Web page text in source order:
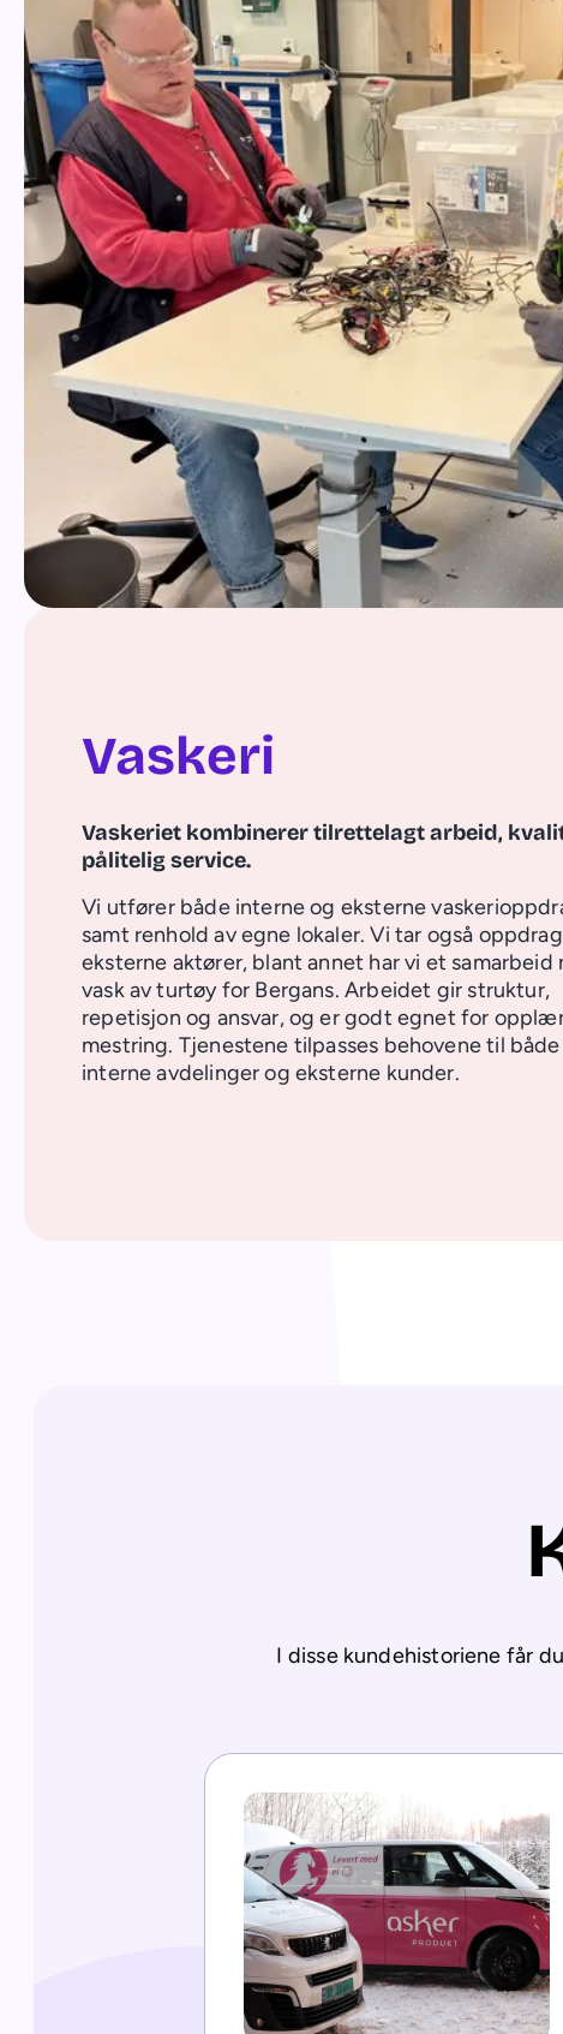
Vaskeri
Vaskeriet kombinerer tilrettelagt arbeid,
pålitelig service.
Vi utfører både interne og eksterne
samt renhold av egne lokaler. Vi tar også
eksterne aktører, blant annet har vi et samarbeid
vask av turtøy for Bergans. Arbeidet gir struktur,
repetisjon og ansvar, og er godt egnet for
mestring. Tjenestene tilpasses behovene til både
interne avdelinger og eksterne kunder.
I disse kundehistoriene får